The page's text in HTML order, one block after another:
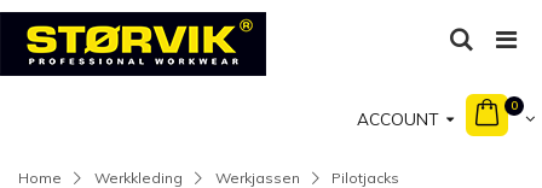
ACCOUNT
0
Home Werkkleding Werkjassen Pilotjacks